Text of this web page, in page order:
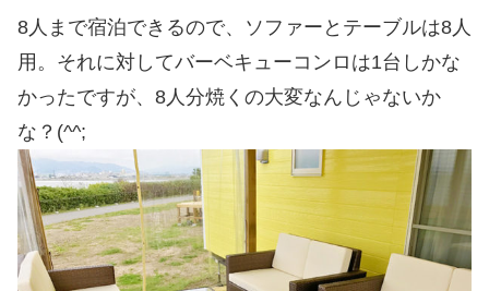
8人まで宿泊できるので、ソファーとテーブルは8人
用。それに対してバーベキューコンロは1台しかな
かったですが、8人分焼くの大変なんじゃないか
な？(^^;